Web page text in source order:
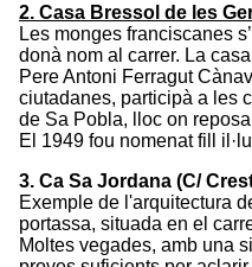
2. Casa Bressol de les
Les monges franciscanes
donà nom al carrer. La
Pere Antoni Ferragut
ciutadanes, participà a les
de Sa Pobla, lloc on
El 1949 fou nomenat fill
3. Ca Sa Jordana (C/
Exemple de l'arquitectura
portassa, situada en el
Moltes vegades, amb una